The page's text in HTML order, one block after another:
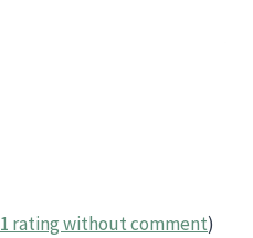
1 rating without comment)